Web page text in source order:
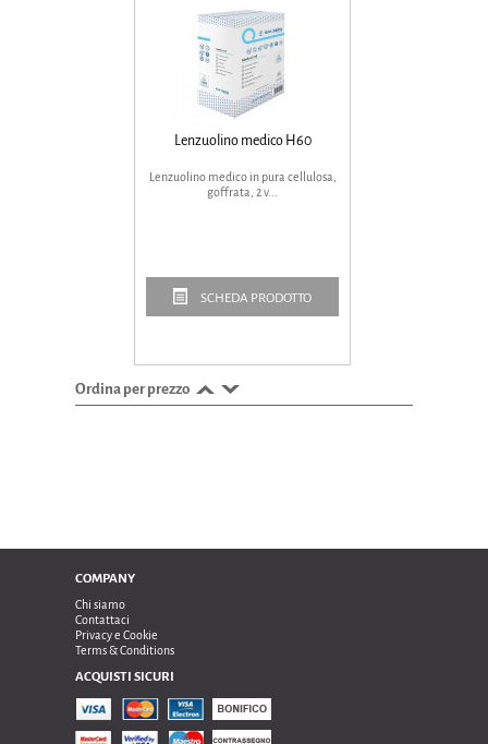
Lenzuolino medico H60
Lenzuolino medico in pura cellulosa,
goffrata, 2 v...
SCHEDA PRODOTTO
Ordina per prezzo
COMPANY
Chi siamo
Contattaci
Privacy e Cookie
Terms & Conditions
ACQUISTI SICURI